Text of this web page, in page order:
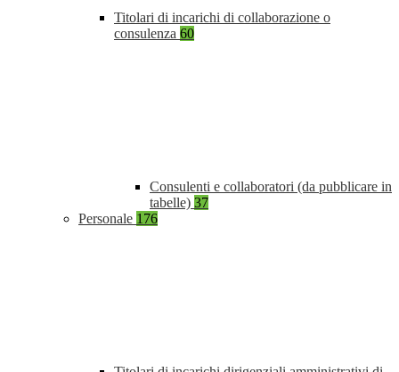
Titolari di incarichi di collaborazione o
consulenza 60
Consulenti e collaboratori (da pubblicare in
tabelle) 37
Personale 176